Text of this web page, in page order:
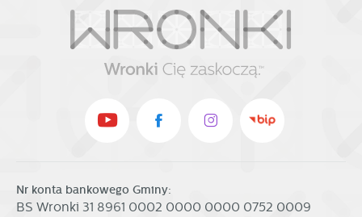
Nr konta bankowego Gminy:
BS Wronki 31 8961 0002 0000 0000 0752 0009